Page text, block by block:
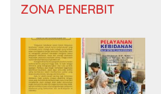
ZONA PENERBIT